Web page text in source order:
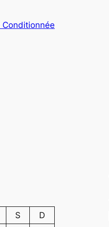
Conditionnée
S
D